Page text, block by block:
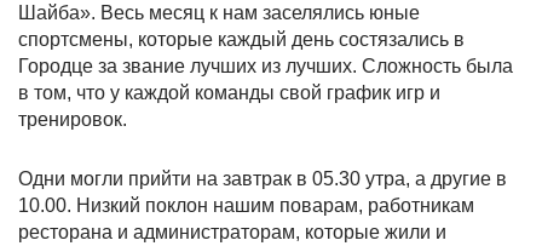
Шайба». Весь месяц к нам заселялись юные
спортсмены, которые каждый день состязались в
Городце за звание лучших из лучших. Сложность была
в том, что у каждой команды свой график игр и
тренировок.
Одни могли прийти на завтрак в 05.30 утра, а другие в
10.00. Низкий поклон нашим поварам, работникам
ресторана и администраторам, которые жили и